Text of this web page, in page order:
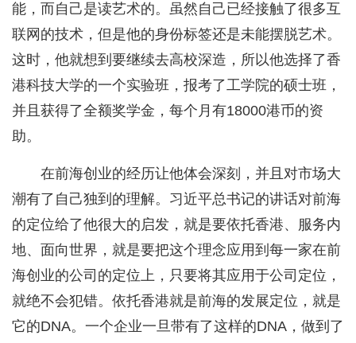
能，而自己是读艺术的。虽然自己已经接触了很多互
联网的技术，但是他的身份标签还是未能摆脱艺术。
这时，他就想到要继续去高校深造，所以他选择了香
港科技大学的一个实验班，报考了工学院的硕士班，
并且获得了全额奖学金，每个月有18000港币的资
助。
在前海创业的经历让他体会深刻，并且对市场大
潮有了自己独到的理解。习近平总书记的讲话对前海
的定位给了他很大的启发，就是要依托香港、服务内
地、面向世界，就是要把这个理念应用到每一家在前
海创业的公司的定位上，只要将其应用于公司定位，
就绝不会犯错。依托香港就是前海的发展定位，就是
它的DNA。一个企业一旦带有了这样的DNA，做到了